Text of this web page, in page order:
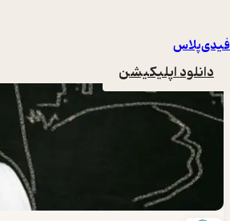
فیدی‌پلاس
دانلود اپلیکیشن